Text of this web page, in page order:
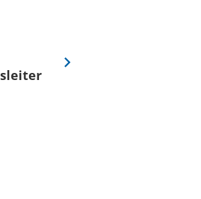
Eine